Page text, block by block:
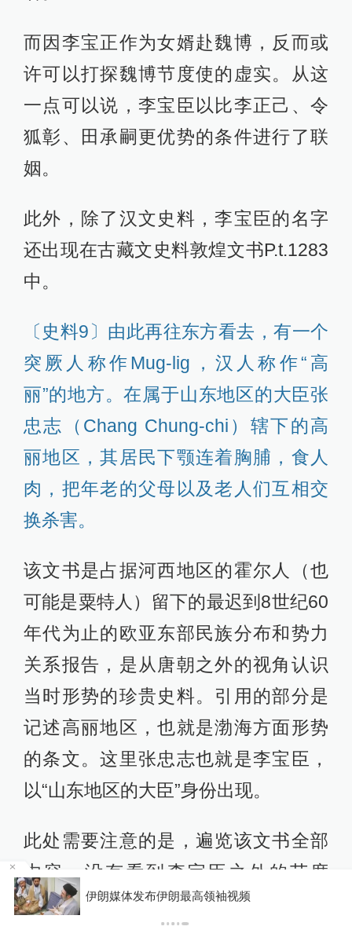
而因李宝正作为女婿赴魏博，反而或
许可以打探魏博节度使的虚实。从这
一点可以说，李宝臣以比李正己、令
狐彰、田承嗣更优势的条件进行了联
姻。
此外，除了汉文史料，李宝臣的名字
还出现在古藏文史料敦煌文书P.t.1283
中。
〔史料9〕由此再往东方看去，有一个
突厥人称作Mug-lig，汉人称作“高
丽”的地方。在属于山东地区的大臣张
忠志（Chang Chung-chi）辖下的高
丽地区，其居民下颚连着胸脯，食人
肉，把年老的父母以及老人们互相交
换杀害。
该文书是占据河西地区的霍尔人（也
可能是粟特人）留下的最迟到8世纪60
年代为止的欧亚东部民族分布和势力
关系报告，是从唐朝之外的视角认识
当时形势的珍贵史料。引用的部分是
记述高丽地区，也就是渤海方面形势
的条文。这里张忠志也就是李宝臣，
以“山东地区的大臣”身份出现。
此处需要注意的是，遍览该文书全部
内容，没有看到李宝臣之外的节度
使。尽管提到了渤海方面的情况，但
伊朗媒体发布伊朗最高领袖视频